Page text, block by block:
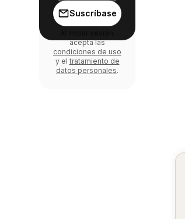
Suscríbase
acepta las
condiciones de uso
y el tratamiento de
datos personales.